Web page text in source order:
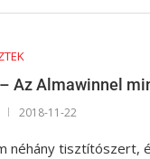
Az Almawinnel
2018-11-22
néhány tisztítószert,